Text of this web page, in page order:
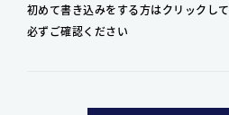
初めて書き込みをする方はクリックして
必ずご確認ください